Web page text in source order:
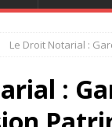
Le Droit Notarial :
: